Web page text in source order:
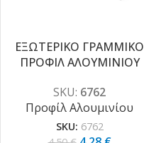
-5%
ΕΞΩΤΕΡΙΚΟ ΓΡΑΜΜΙΚΟ
ΠΡΟΦΙΛ ΑΛΟΥΜΙΝΙΟΥ
SKU: 6762
Προφίλ Αλουμινίου
SKU: 6762